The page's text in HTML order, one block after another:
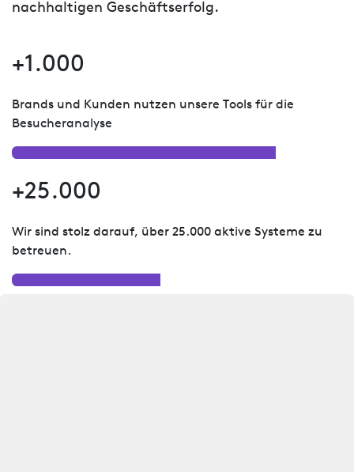
nachhaltigen Geschäftserfolg.
+1.000
Brands und Kunden nutzen unsere Tools für die
Besucheranalyse
+25.000
Wir sind stolz darauf, über 25.000 aktive Systeme zu
betreuen.